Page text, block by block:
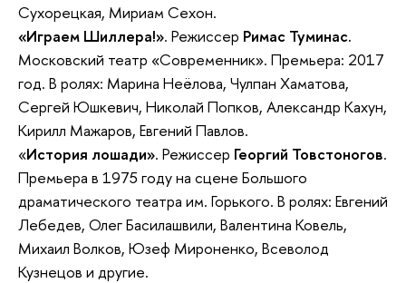
Сухорецкая, Мириам Сехон.
«Играем Шиллера!». Режиссер Римас Туминас.
Московский театр «Современник». Премьера: 2017
год. В ролях: Марина Неёлова, Чулпан Хаматова,
Сергей Юшкевич, Николай Попков, Александр Кахун,
Кирилл Мажаров, Евгений Павлов.
«История лошади». Режиссер Георгий Товстоногов.
Премьера в 1975 году на сцене Большого
драматического театра им. Горького. В ролях: Евгений
Лебедев, Олег Басилашвили, Валентина Ковель,
Михаил Волков, Юзеф Мироненко, Всеволод
Кузнецов и другие.